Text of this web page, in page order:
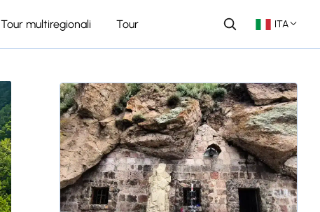
Tour multiregionali Tour ITA